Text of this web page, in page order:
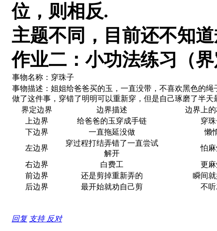
位，则相反.
主题不同，目前还不知
作业二：小功法练习（
事物名称：穿珠子
事物描述：姐姐给爸爸买的玉，一直没带，不喜欢黑色的
做了这件事，穿错了明明可以重新穿，但是自己琢磨了半
界定边界
边界描述
边界上
上边界
给爸爸的玉穿成手链
穿
下边界
一直拖延没做
懒
左边界
穿过程打结弄错了一直尝试
解开
怕
右边界
白费工
更
前边界
还是剪掉重新弄的
瞬间
后边界
最开始就劝自己剪 不
回复 支持 反对